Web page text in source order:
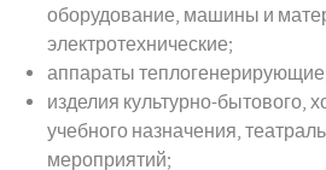
оборудование, машины и
электротехнические;
аппараты
изделия культурно-бытового,
учебного назначения,
мероприятий;